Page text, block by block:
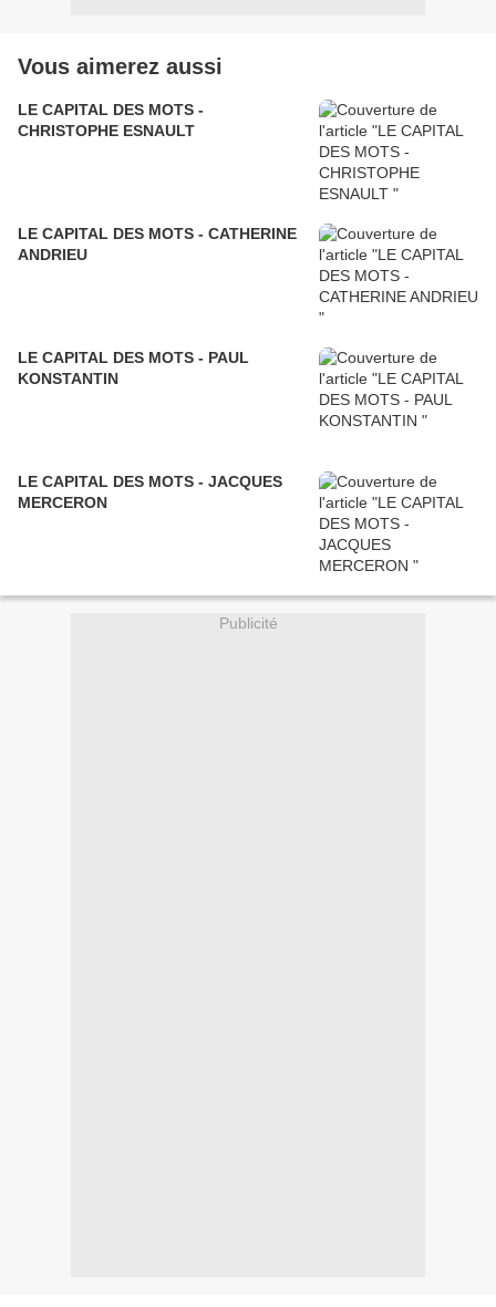
Vous aimerez aussi
LE CAPITAL DES MOTS -
CHRISTOPHE ESNAULT
LE CAPITAL DES MOTS - CATHERINE
ANDRIEU
LE CAPITAL DES MOTS - PAUL
KONSTANTIN
LE CAPITAL DES MOTS - JACQUES
MERCERON
Publicité